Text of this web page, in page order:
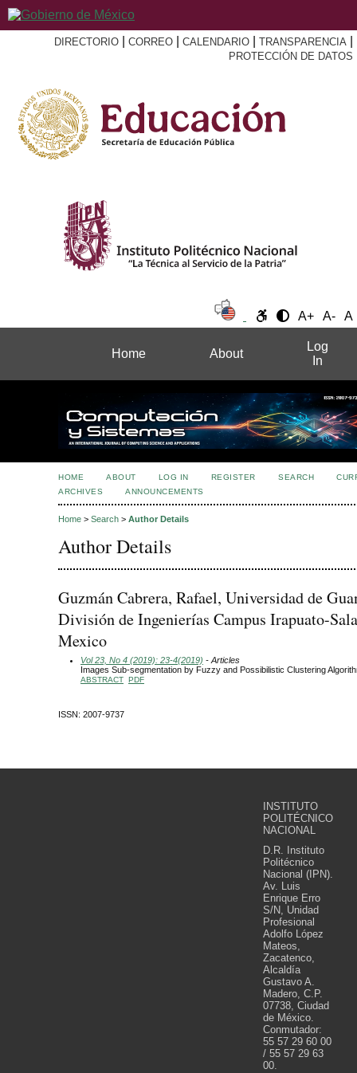
DIRECTORIO CORREO CALENDARIO TRANSPARENCIA
PROTECCIÓN DE DATOS
A+ A- A
Home About
Log
In
HOME ABOUT LOG IN REGISTER SEARCH
ARCHIVES
ANNOUNCEMENTS
Home > Search > Author Details
Author Details
Guzmán Cabrera, Rafael, Universidad de
División de Ingenierías Campus Irapuato-
Mexico
Vol 23, No 4 (2019): 23-4(2019) - Articles
Images Sub-segmentation by Fuzzy and Possibilistic Clustering
ABSTRACT PDF
ISSN: 2007-9737
INSTITUTO
POLITÉCNICO
NACIONAL
D.R. Instituto
Politécnico
Nacional (IPN).
Av. Luis
Enrique Erro
S/N, Unidad
Profesional
Adolfo López
Mateos,
Zacatenco,
Alcaldía
Gustavo A.
Madero, C.P.
07738, Ciudad
de México.
Conmutador:
55 57 29 60 00
/ 55 57 29 63
00.